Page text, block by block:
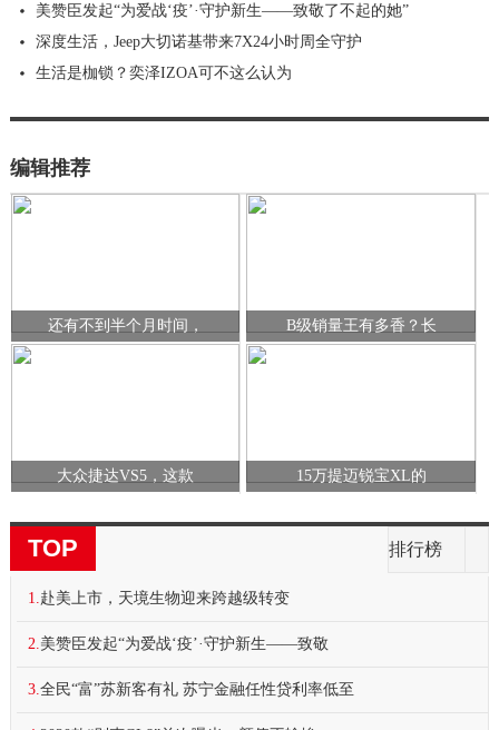
美赞臣发起“为爱战‘疫’·守护新生——致敬了不起的她”
深度生活，Jeep大切诺基带来7X24小时周全守护
生活是枷锁？奕泽IZOA可不这么认为
编辑推荐
还有不到半个月时间， B级销量王有多香？长
大众捷达VS5，这款 15万提迈锐宝XL的
TOP 排行榜
1. 赴美上市，天境生物迎来跨越级转变
2. 美赞臣发起“为爱战‘疫’·守护新生——致敬
3. 全民“富”苏新客有礼 苏宁金融任性贷利率低至